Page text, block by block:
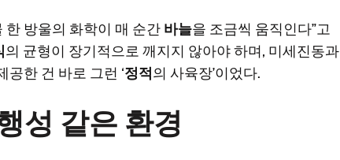
한 방울의 화학이 매 순간 바늘을 조금씩 움직인다”고
의 균형이 장기적으로 깨지지 않아야 하며, 미세진동과
공한 건 바로 그런 ‘정적의 사육장’이었다.
성 같은 환경